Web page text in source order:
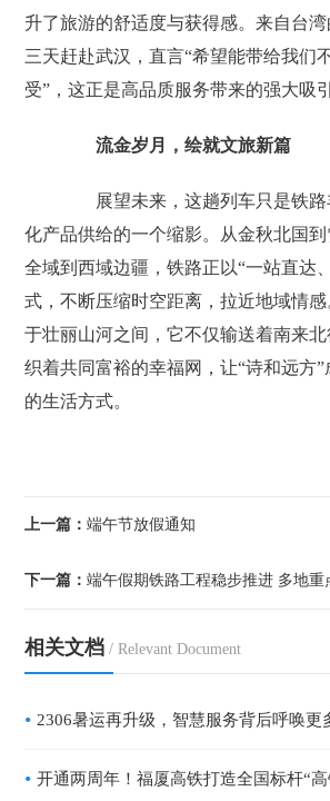
升了旅游的舒适度与获得感。来自台
三天赶赴武汉，直言“希望能带给我们
受”，这正是高品质服务带来的强大吸
流金岁月，绘就文旅新篇
展望未来，这趟列车只是铁路
化产品供给的一个缩影。从金秋北国
全域到西域边疆，铁路正以“一站直达
式，不断压缩时空距离，拉近地域情
于壮丽山河之间，它不仅输送着南来
织着共同富裕的幸福网，让“诗和远方”
的生活方式。
上一篇：端午节放假通知
下一篇：端午假期铁路工程稳步推进 多地重点
相关文档 / Relevant Document